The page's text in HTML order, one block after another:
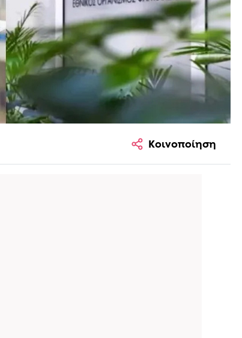
Κοινοποίηση